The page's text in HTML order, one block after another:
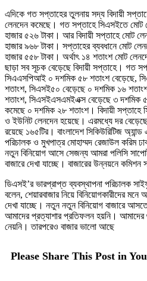
এদিকে গত সপ্তাহের তুলনায় সদ্য বিদায়ী
লেনদেন কমেছে। গত সপ্তাহে সিএসইতে মোট
হাজার ৫২৬ টাকা। আর বিদায়ী সপ্তাহে মোট
হাজার ৯৬৮ টাকা। সপ্তাহের ব্যবধানে মোট
হাজার ৫৫৮ টাকা। অর্থাৎ ১৪ শতাংশ মোট
ছাড়া সব সূচক বেড়েছে বিদায়ী সপ্তাহে। গত
সিএএসপিআই ০ দশমিক ৫৮ শতাংশ বেড়েছে,
শতাংশ, সিএসই৫০ বেড়েছে ০ দশমিক ১৬
শতাংশ, সিএসইএসএমইএক্স বেড়েছে ৩
কমেছে ০ দশমিক ২৮ শতাংশ। বিদায়ী সপ্তাহে
ও ইউনিট লেনদেন হয়েছে। এরমধ্যে দর
রয়েছে ১৬৫টির। বাংলাদেশ সিকিউরিটিজ অ্যান্ড
পরিচালক ও মুখপাত্র মোহাম্মদ রেজাউল করিম
নতুন বিনিয়োগ আসে সেজন্য আমরা পলিসি
বাজারে দেখা যাচ্ছে। বাজারের উন্নয়নে
ডিএসই’র ভারপ্রাপ্ত ব্যবস্থাপনা পরিচালক
বলেন, শেয়ারবাজার নিয়ে বিনিয়োগকারীদের
দেখা যাচ্ছে। নতুন নতুন বিনিয়োগ বাজারে
আমাদের প্রত্যাশার প্রতিফলন হয়নি। আমাদের
নেয়নি। তারপরেও বাজার ভালো আছে
Please Share This Post in